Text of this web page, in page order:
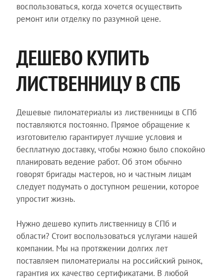
воспользоваться, когда хочется осуществить
ремонт или отделку по разумной цене.
ДЕШЕВО КУПИТЬ
ЛИСТВЕННИЦУ В СПБ
Дешевые пиломатериалы из лиственницы в СПб
поставляются постоянно. Прямое обращение к
изготовителю гарантирует лучшие условия и
бесплатную доставку, чтобы можно было спокойно
планировать ведение работ. Об этом обычно
говорят бригады мастеров, но и частным лицам
следует подумать о доступном решении, которое
упростит жизнь.
Нужно дешево купить лиственницу в СПб и
области? Стоит воспользоваться услугами нашей
компании. Мы на протяжении долгих лет
поставляем пиломатериалы на российский рынок,
гарантия их качество сертификатами. В любой